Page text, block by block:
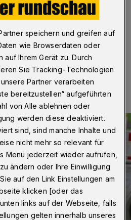
(1. Februar 2022) gehen die
Stadtwerke (WSW) in
Eine Minute Lesezeit
speichern und greifen auf
wie Browserdaten oder
auf Ihrem Gerät zu. Durch
Sie Tracking-Technologien
Partner verarbeiten
bereitzustellen“ aufgeführten
von Alle ablehnen oder
werden diese deaktiviert.
sind, sind manche Inhalte und
nicht mehr so relevant für
Menü jederzeit wieder aufrufen,
ändern oder Ihre Einwilligung
auf den Link Einstellungen am
klicken [oder das
links auf der Webseite, falls
gelten innerhalb unseres